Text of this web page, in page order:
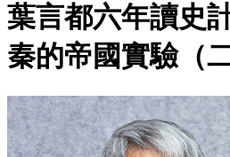
葉言都六年讀史
秦的帝國實驗（二